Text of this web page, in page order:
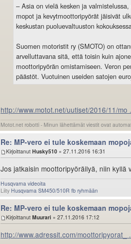
– Asia on vielä kesken ja
mopot ja kevytmoottoripyörät jäisivät
keskustan puoluevaltuuston
Suomen motoristit ry (SMOTO) on
arvelluttavana sitä, että toisin kuin
moottoripyörän omistamiseen. Veron
päästöt. Vuotuinen useiden satojen
http://www.motot.net/uutiset/2016/11/mo
Motot.net robotti - Minun lähettämät viestit ovat
Re: MP-vero ei tule koskemaan
Kirjoittanut Husky510» 27.11.2016 16:31
Jos jatkaisin moottoripyöräilyä, niin
Husqvarna videoita
Liity Husqvarna SM450/510R fb ryhmään
Re: MP-vero ei tule koskemaan
Kirjoittanut Muurari» 27.11.2016 17:12
http://www.adressit.com/moottoripyorat_